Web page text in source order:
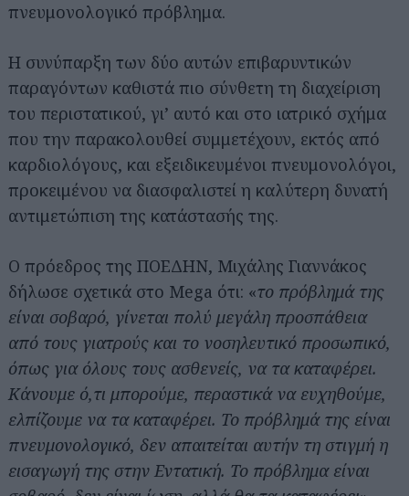
πνευμονολογικό πρόβλημα.
Η συνύπαρξη των δύο αυτών επιβαρυντικών
παραγόντων καθιστά πιο σύνθετη τη διαχείριση
του περιστατικού, γι’ αυτό και στο ιατρικό σχήμα
που την παρακολουθεί συμμετέχουν, εκτός από
καρδιολόγους, και εξειδικευμένοι πνευμονολόγοι,
προκειμένου να διασφαλιστεί η καλύτερη δυνατή
αντιμετώπιση της κατάστασής της.
Ο πρόεδρος της ΠΟΕΔΗΝ, Μιχάλης Γιαννάκος
δήλωσε σχετικά στο Mega ότι: «το πρόβλημά της
είναι σοβαρό, γίνεται πολύ μεγάλη προσπάθεια
από τους γιατρούς και το νοσηλευτικό προσωπικό,
όπως για όλους τους ασθενείς, να τα καταφέρει.
Κάνουμε ό,τι μπορούμε, περαστικά να ευχηθούμε,
ελπίζουμε να τα καταφέρει. Το πρόβλημά της είναι
πνευμονολογικό, δεν απαιτείται αυτήν τη στιγμή η
εισαγωγή της στην Εντατική. Το πρόβλημα είναι